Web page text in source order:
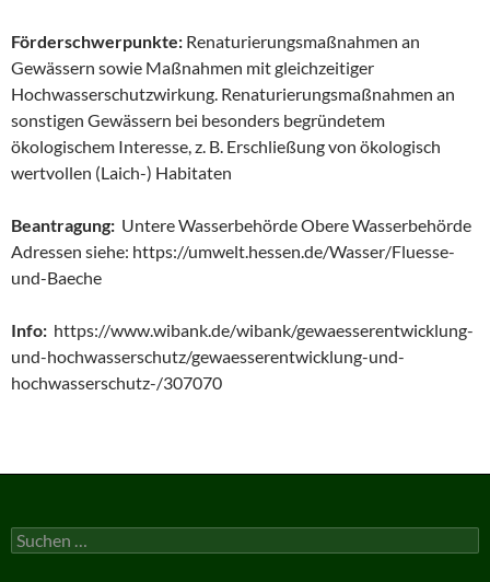
Förderschwerpunkte: Renaturierungsmaßnahmen an
Gewässern sowie Maßnahmen mit gleichzeitiger
Hochwasserschutzwirkung. Renaturierungsmaßnahmen an
sonstigen Gewässern bei besonders begründetem
ökologischem Interesse, z. B. Erschließung von ökologisch
wertvollen (Laich-) Habitaten
Beantragung: Untere Wasserbehörde Obere Wasserbehörde
Adressen siehe: https://umwelt.hessen.de/Wasser/Fluesse-
und-Baeche
Info: https://www.wibank.de/wibank/gewaesserentwicklung-
und-hochwasserschutz/gewaesserentwicklung-und-
hochwasserschutz-/307070
Suchen
nach: